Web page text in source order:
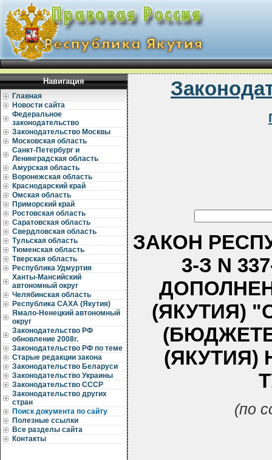
Навигация
Главная
Новости сайта
Федеральное
законодательство
Законодательство Москвы
Московская область
Санкт-Петербург и
Ленинградская область
Амурская область
Воронежская область
Краснодарский край
Омская область
Приморский край
Ростовская область
Саратовская область
Свердловская область
Тульская область
Тюменская область
Тверская область
Республика Удмуртия
Ханты-Мансийский
автономный округ
Челябинская область
Республика САХА (Якутия)
Ямало-Ненецкий автономный
округ
Законодательство РФ
обновление 2008г.
Законодательство РФ по теме
Старые редакции закона
Законодательство Беларуси
Законодательство Украины
Законодательство СССР
Законодательство других
стран
Поиск документа по сайту
Полезные ссылки
Все разделы сайта
Контакты
ЗАКОН
3-З N
(ЯКУТИЯ)
(ЯКУТИЯ)
(по